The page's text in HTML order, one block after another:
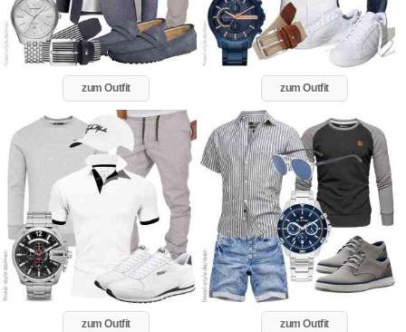
zum Outfit zum Outfit
zum Outfit zum Outfit